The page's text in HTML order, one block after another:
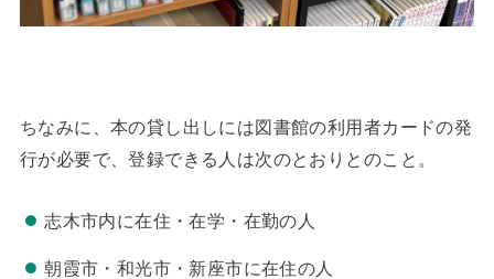
ちなみに、本の貸し出しには図書館の利用者カードの発
行が必要で、登録できる人は次のとおりとのこと。
志木市内に在住・在学・在勤の人
朝霞市・和光市・新座市に在住の人